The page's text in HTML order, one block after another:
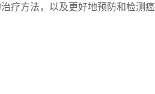
疗方法，以及更好地预防和检测癌